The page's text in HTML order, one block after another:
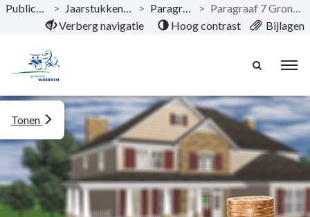
Naar hoofdinhoud
Publicaties > Jaarstukken 2022 > Paragrafen >
Paragraaf 7 Grondbeleid
Verberg navigatie
Hoog contrast Bijlagen
Tonen